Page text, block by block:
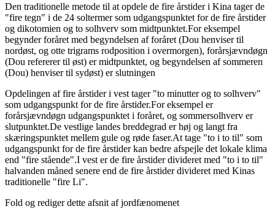
Den traditionelle metode til at opdele de fire årstider i Kina tager de
"fire tegn" i de 24 soltermer som udgangspunktet for de fire årstider
og dikotomien og to solhverv som midtpunktet.For eksempel
begynder foråret med begyndelsen af ​​foråret (Dou henviser til
nordøst, og otte trigrams rodposition i overmorgen), forårsjævndøgn
(Dou refererer til øst) er midtpunktet, og begyndelsen af ​​sommeren
(Dou) henviser til sydøst) er slutningen
Opdelingen af ​​fire årstider i vest tager "to minutter og to solhverv"
som udgangspunkt for de fire årstider.For eksempel er
forårsjævndøgn udgangspunktet i foråret, og sommersolhverv er
slutpunktet.De vestlige landes breddegrad er høj og langt fra
skæringspunktet mellem gule og røde faser.At tage "to i to til" som
udgangspunkt for de fire årstider kan bedre afspejle det lokale klima
end "fire stående".I vest er de fire årstider divideret med "to i to til"
halvanden måned senere end de fire årstider divideret med Kinas
traditionelle "fire Li".
Fold og rediger dette afsnit af jordfænomenet